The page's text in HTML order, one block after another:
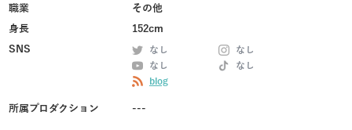
職業
その他
身長
152cm
SNS
なし
なし
なし
なし
blog
所属プロダクション ---